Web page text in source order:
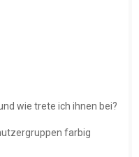
wie trete ich ihnen bei?
farbig